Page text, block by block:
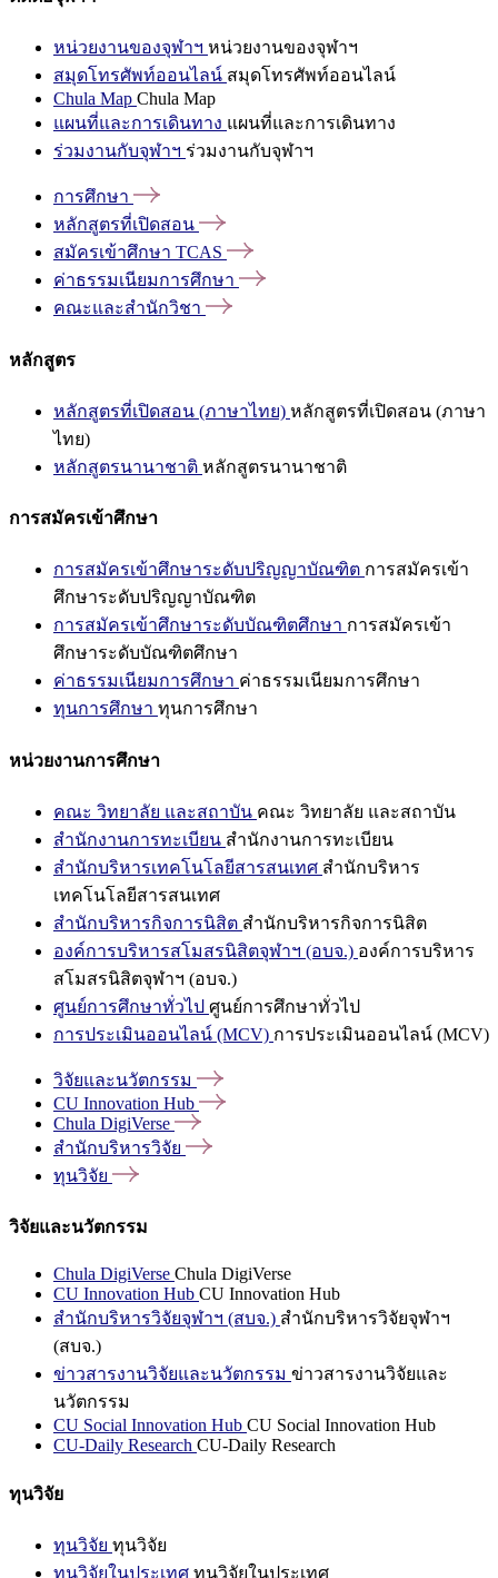
หน่วยงานของจุฬาฯ หน่วยงานของจุฬาฯ
สมุดโทรศัพท์ออนไลน์ สมุดโทรศัพท์ออนไลน์
Chula Map Chula Map
แผนที่และการเดินทาง แผนที่และการเดินทาง
ร่วมงานกับจุฬาฯ ร่วมงานกับจุฬาฯ
การศึกษา
หลักสูตรที่เปิดสอน
สมัครเข้าศึกษา TCAS
ค่าธรรมเนียมการศึกษา
คณะและสำนักวิชา
หลักสูตร
หลักสูตรที่เปิดสอน (ภาษาไทย) หลักสูตรที่เปิดสอน (ภาษา
ไทย)
หลักสูตรนานาชาติ หลักสูตรนานาชาติ
การสมัครเข้าศึกษา
การสมัครเข้าศึกษาระดับปริญญาบัณฑิต การสมัครเข้า
ศึกษาระดับปริญญาบัณฑิต
การสมัครเข้าศึกษาระดับบัณฑิตศึกษา การสมัครเข้า
ศึกษาระดับบัณฑิตศึกษา
ค่าธรรมเนียมการศึกษา ค่าธรรมเนียมการศึกษา
ทุนการศึกษา ทุนการศึกษา
หน่วยงานการศึกษา
คณะ วิทยาลัย และสถาบัน คณะ วิทยาลัย และสถาบัน
สำนักงานการทะเบียน สำนักงานการทะเบียน
สำนักบริหารเทคโนโลยีสารสนเทศ สำนักบริหาร
เทคโนโลยีสารสนเทศ
สำนักบริหารกิจการนิสิต สำนักบริหารกิจการนิสิต
องค์การบริหารสโมสรนิสิตจุฬาฯ (อบจ.) องค์การบริหาร
สโมสรนิสิตจุฬาฯ (อบจ.)
ศูนย์การศึกษาทั่วไป ศูนย์การศึกษาทั่วไป
การประเมินออนไลน์ (MCV) การประเมินออนไลน์ (MCV)
วิจัยและนวัตกรรม
CU Innovation Hub
Chula DigiVerse
สำนักบริหารวิจัย
ทุนวิจัย
วิจัยและนวัตกรรม
Chula DigiVerse Chula DigiVerse
CU Innovation Hub CU Innovation Hub
สำนักบริหารวิจัยจุฬาฯ (สบจ.) สำนักบริหารวิจัยจุฬาฯ
(สบจ.)
ข่าวสารงานวิจัยและนวัตกรรม ข่าวสารงานวิจัยและ
นวัตกรรม
CU Social Innovation Hub CU Social Innovation Hub
CU-Daily Research CU-Daily Research
ทุนวิจัย
ทุนวิจัย ทุนวิจัย
ทุนวิจัยในประเทศ ทุนวิจัยในประเทศ